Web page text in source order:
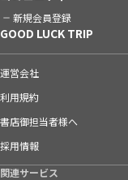
新規会員登録
GOOD LUCK TRIP
運営会社
利用規約
書店御担当者様へ
採用情報
関連サービス